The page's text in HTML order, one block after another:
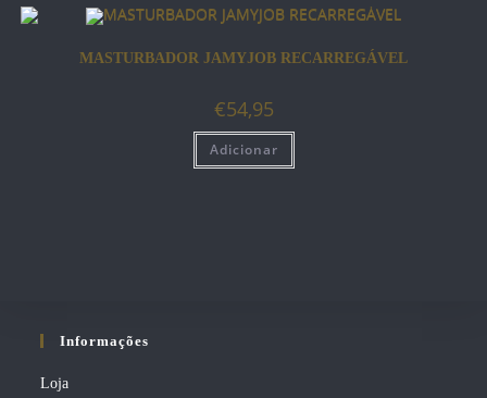
MASTURBADOR JAMYJOB RECARREGÁVEL
€54,95
Adicionar
Informações
Loja